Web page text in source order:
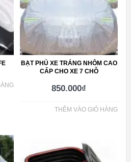
BẠT PHỦ XE TRÁNG NHÔM CAO
CẤP CHO XE 7 CHỖ
850.000₫
THÊM VÀO GIỎ HÀNG